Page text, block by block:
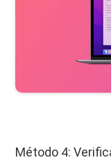
Método 4: